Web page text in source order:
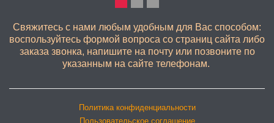
Свяжитесь с нами любым удобным для Вас способом:
воспользуйтесь формой вопроса со страниц сайта либо
заказа звонка, напишите на почту или позвоните по
указанным на сайте телефонам.
Политика конфиденциальности
Пользовательское соглашение